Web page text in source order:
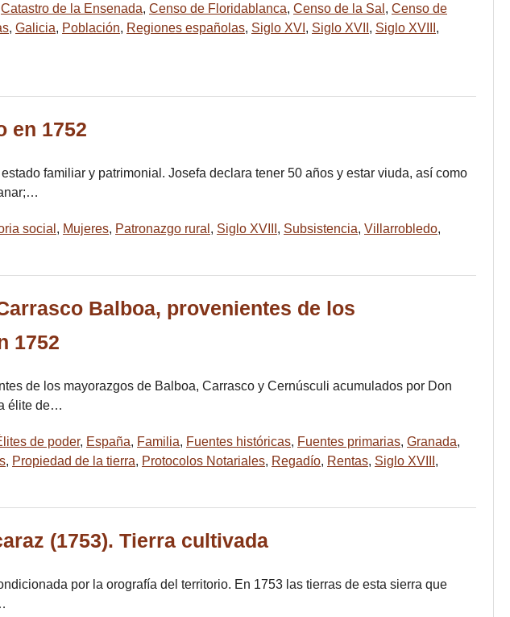
Catastro de la Ensenada, Censo de Floridablanca, Censo de la Sal , Censo de
, Galicia, Población, Regiones españolas, Siglo XVI , Siglo XVII , Siglo XVIII ,
en 1752
familiar y patrimonial. Josefa declara tener 50 años y estar viuda, así como
social , Mujeres, Patronazgo rural , Siglo XVIII , Subsistencia, Villarrobledo,
Balboa, provenientes de los
1752
de los mayorazgos de Balboa, Carrasco y Cernúsculi acumulados por Don
élite de…
de poder, España, Familia, Fuentes históricas, Fuentes primarias, Granada,
, Propiedad de la tierra, Protocolos Notariales, Regadío, Rentas, Siglo XVIII ,
(1753). Tierra cultivada
por la orografía del territorio. En 1753 las tierras de esta sierra que